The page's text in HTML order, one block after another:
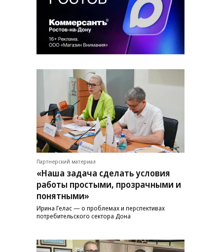
Партнерский материал
«Наша задача сделать условия
работы простыми, прозрачными и
понятными»
Ирина Гелас — о проблемах и перспективах
потребительского сектора Дона